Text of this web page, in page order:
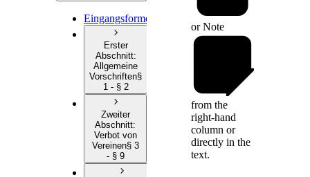
Eingangsformel
Erster
Abschnitt:
Allgemeine
Vorschriften§
1 - § 2
Zweiter
Abschnitt:
Verbot von
Vereinen§ 3
- § 9
orNote
from the
right-hand
column or
directly in the
text.